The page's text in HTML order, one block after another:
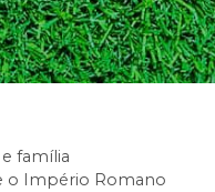
família
o Império Romano